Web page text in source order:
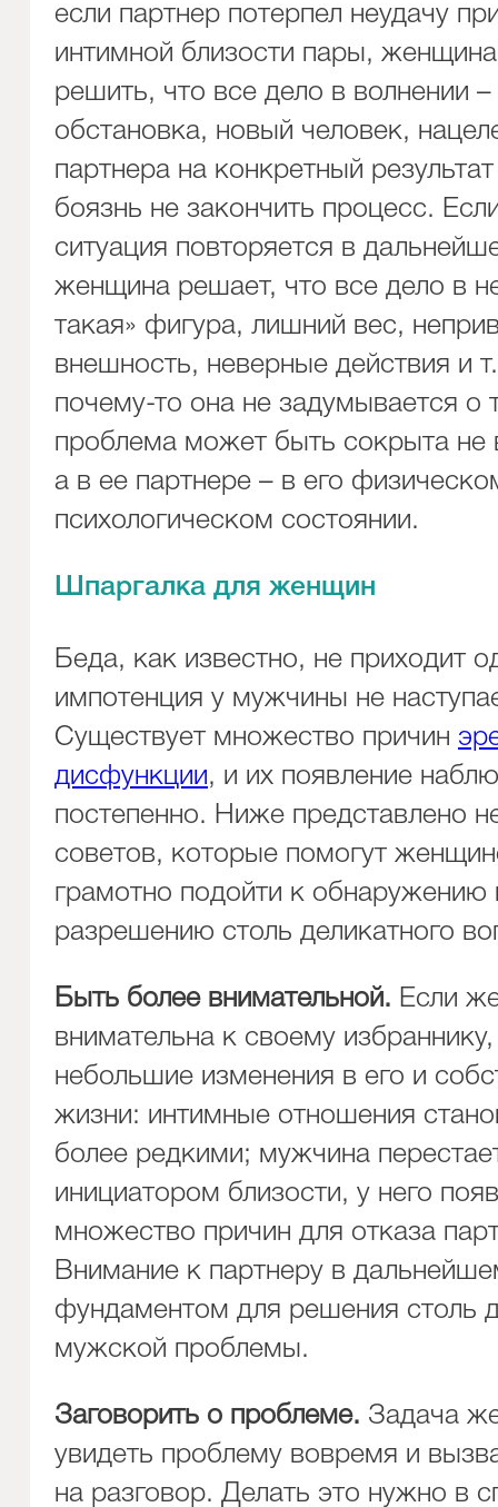
если партнер потерпел неудачу
интимной близости пары,
решить, что все дело в волнении
обстановка, новый человек,
партнера на конкретный результат
боязнь не закончить процесс.
ситуация повторяется в
женщина решает, что все дело в
такая» фигура, лишний вес,
внешность, неверные действия и
почему-то она не задумывается о
проблема может быть сокрыта не
а в ее партнере – в его
психологическом состоянии.
Шпаргалка для женщин
Беда, как известно, не приходит
импотенция у мужчины не
Существует множество причин
дисфункции, и их появление
постепенно. Ниже представлено
советов, которые помогут
грамотно подойти к обнаружению
разрешению столь деликатного
Быть более внимательной. Если
внимательна к своему
небольшие изменения в его и
жизни: интимные отношения
более редкими; мужчина
инициатором близости, у него
множество причин для отказа
Внимание к партнеру в
фундаментом для решения столь
мужской проблемы.
Заговорить о проблеме. Задача
увидеть проблему вовремя и
на разговор. Делать это нужно в